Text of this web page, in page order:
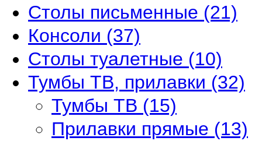
Столы письменные (21)
Консоли (37)
Столы туалетные (10)
Тумбы ТВ, прилавки (32)
Тумбы ТВ (15)
Прилавки прямые (13)